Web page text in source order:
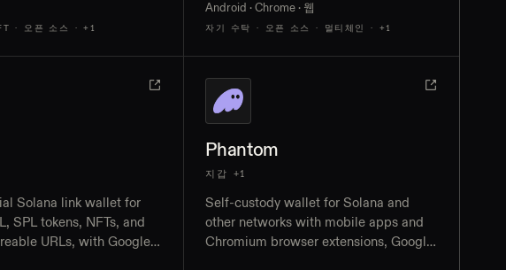
a hosted web app
· 오픈 소스 · +1
Android · Chrome · 웹
자기 수탁 · 오픈 소스 · 멀티체인 · +1
Solana link wallet for
SPL tokens, NFTs, and
URLs, with Google-
Phantom
지갑 +1
Self-custody wallet for Solana and
other networks with mobile apps and
Chromium browser extensions, Google